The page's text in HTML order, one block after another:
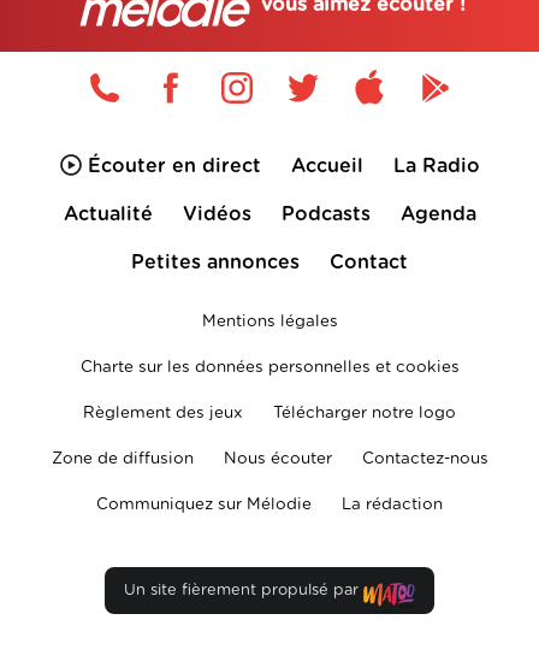
vous aimez écouter !
Écouter en direct Accueil La Radio
Actualité Vidéos Podcasts Agenda
Petites annonces Contact
Mentions légales
Charte sur les données personnelles et cookies
Règlement des jeux Télécharger notre logo
Zone de diffusion Nous écouter Contactez-nous
Communiquez sur Mélodie La rédaction
Un site fièrement propulsé par